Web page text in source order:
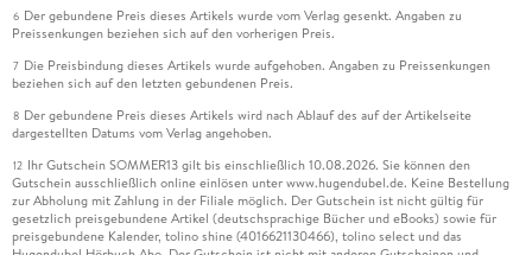
6 Der gebundene Preis dieses Artikels wurde vom Verlag gesenkt. Angaben zu
Preissenkungen beziehen sich auf den vorherigen Preis.
7 Die Preisbindung dieses Artikels wurde aufgehoben. Angaben zu Preissenkungen
beziehen sich auf den letzten gebundenen Preis.
8 Der gebundene Preis dieses Artikels wird nach Ablauf des auf der Artikelseite
dargestellten Datums vom Verlag angehoben.
12 Ihr Gutschein SOMMER13 gilt bis einschließlich 10.08.2026. Sie können den
Gutschein ausschließlich online einlösen unter www.hugendubel.de. Keine Bestellung
zur Abholung mit Zahlung in der Filiale möglich. Der Gutschein ist nicht gültig für
gesetzlich preisgebundene Artikel (deutschsprachige Bücher und eBooks) sowie für
preisgebundene Kalender, tolino shine (4016621130466), tolino select und das